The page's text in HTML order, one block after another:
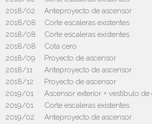
2018/02
Anteproyecto de ascensor
2018/08
Corte escaleras existentes
2018/08
Corte escaleras existentes
2018/08
Cota cero
2018/09
Proyecto de ascensor
2018/11
Anteproyecto de ascensor
2018/12
Proyecto de ascensor
2019/01
Ascensor exterior + vestibulo de
2019/01
Corte escaleras existentes
2019/02
Anteproyecto de ascensor